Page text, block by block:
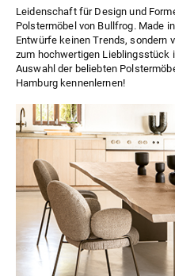
Leidenschaft für Design und
Polstermöbel von Bullfrog. Made
Entwürfe keinen Trends, sondern
zum hochwertigen Lieblingsstück
Auswahl der beliebten
Hamburg kennenlernen!